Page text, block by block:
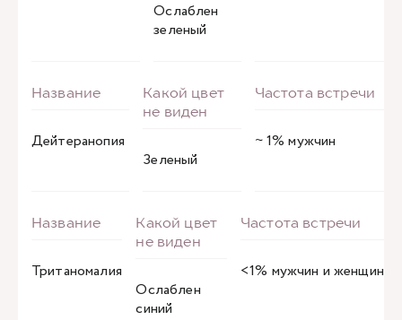
Ослаблен
зеленый
Дейтеранопия
Зеленый
~ 1% мужчин
Тританомалия
Ослаблен
синий
<1% мужчин и женщин